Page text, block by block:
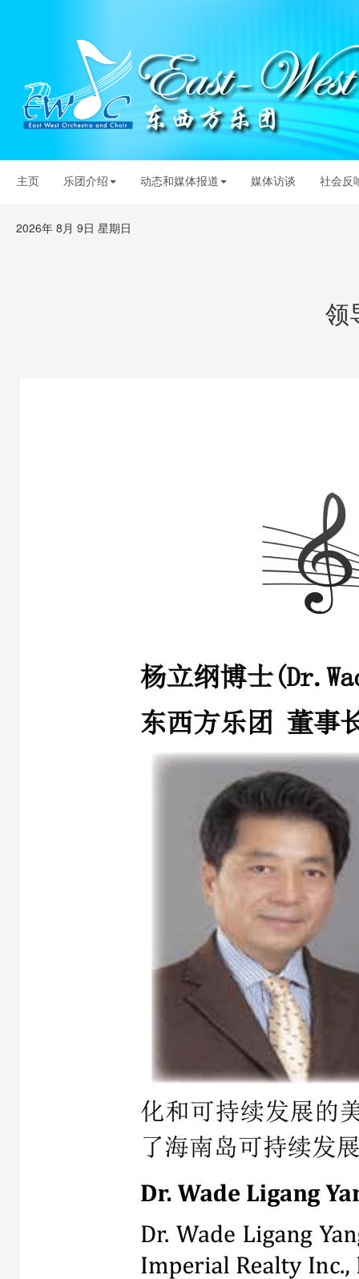
主页 乐团介绍 动态和媒体报道 媒体访谈 社会反
2026年 8月 9日 星期日
领